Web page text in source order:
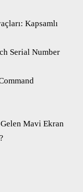
Kapsamlı
Serial Number
Mavi Ekran